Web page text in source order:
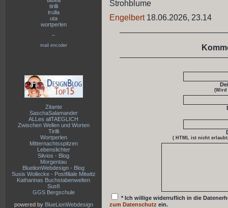
tirilli
trulla
uta
wortperlen
--
mail encoder
Zitante
SaschaSalamander
ALLes allTAEGLICH
Zwischen Wellen und Worten
Tirilli
Wortperlen
Mitternachtsspitzen
Lebenslichter
Silvios - Blog
Morgentau
BluelionWebdesign - Blog
Susis Wollecke - Postfiliale Mitwitz
Katharinas Buchstabenwelten
Susfi
GGS Bergschule
powered by BlueLionWebdesign
Strohblume
Engelbert18.06.2026, 23.14
(Wird
( HTML ist nicht
* Ich willige widerruflich in die
zum Datenschutz ein.